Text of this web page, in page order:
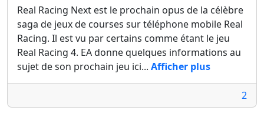
Real Racing Next est le prochain opus de la célèbre
saga de jeux de courses sur téléphone mobile Real
Racing. Il est vu par certains comme étant le jeu
Real Racing 4. EA donne quelques informations au
sujet de son prochain jeu ici... Afficher plus
2